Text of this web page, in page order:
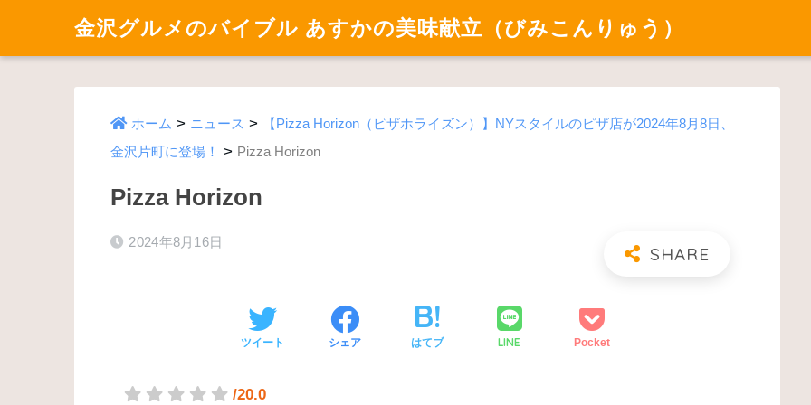
金沢グルメのバイブル あすかの美味献立（びみこんりゅう）
ホーム > ニュース >
【Pizza Horizon（ピザホライズン）】NYスタイルのピザ店が2024年8月8日、
金沢片町に登場！
> Pizza Horizon
Pizza Horizon
2024年8月16日
ツイート シェア はてブ LINE Pocket
/20.0